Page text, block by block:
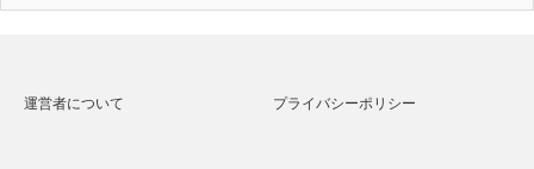
運営者について プライバシーポリシー